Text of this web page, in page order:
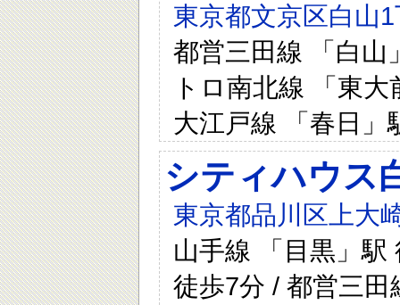
東京都文京区白山
都営三田線 「白山
トロ南北線 「東
大江戸線 「春日」
シティハウス
東京都品川区上大
山手線 「目黒」駅
徒歩7分 / 都営三